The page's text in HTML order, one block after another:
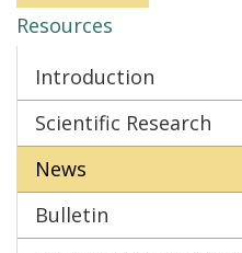
Resources
Introduction
Scientific Research
News
Bulletin